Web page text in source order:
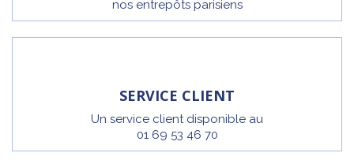
nos entrepôts parisiens
SERVICE CLIENT
Un service client disponible au
01 69 53 46 70